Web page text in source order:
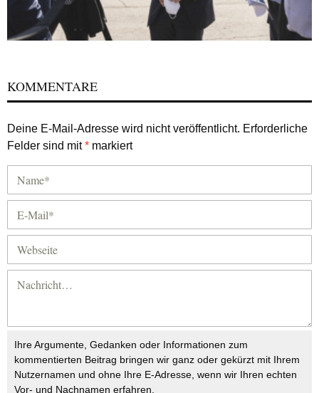
KOMMENTARE
Deine E-Mail-Adresse wird nicht veröffentlicht. Erforderliche
Felder sind mit* markiert
Ihre Argumente, Gedanken oder Informationen zum
kommentierten Beitrag bringen wir ganz oder gekürzt mit Ihrem
Nutzernamen und ohne Ihre E-Adresse, wenn wir Ihren echten
Vor- und Nachnamen erfahren.